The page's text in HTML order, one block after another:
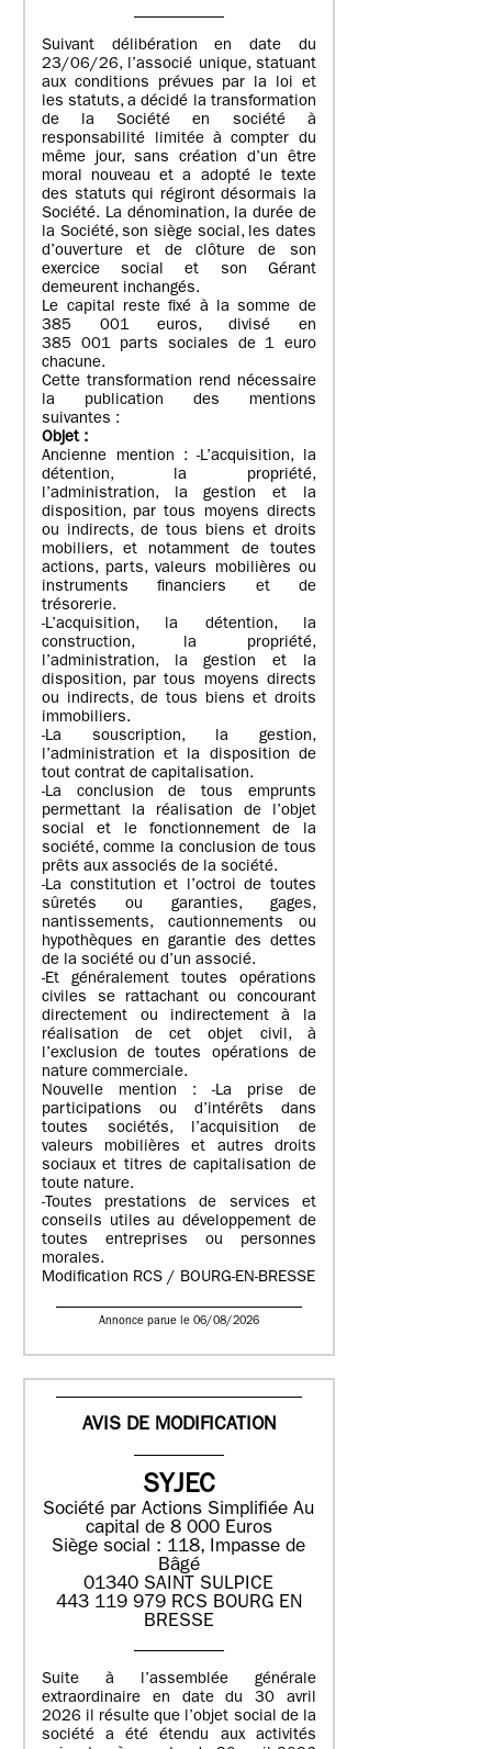
Suivant délibération en date du
23/06/26, l’associé unique, statuant
aux conditions prévues par la loi et
les statuts, a décidé la transformation
de la Société en société à
responsabilité limitée à compter du
même jour, sans création d’un être
moral nouveau et a adopté le texte
des statuts qui régiront désormais la
Société. La dénomination, la durée de
la Société, son siège social, les dates
d’ouverture et de clôture de son
exercice social et son Gérant
demeurent inchangés.
Le capital reste fixé à la somme de
385 001 euros, divisé en
385 001 parts sociales de 1 euro
chacune.
Cette transformation rend nécessaire
la publication des mentions
suivantes :
Objet :
Ancienne mention : -L’acquisition, la
détention, la propriété,
l’administration, la gestion et la
disposition, par tous moyens directs
ou indirects, de tous biens et droits
mobiliers, et notamment de toutes
actions, parts, valeurs mobilières ou
instruments financiers et de
trésorerie.
-L’acquisition, la détention, la
construction, la propriété,
l’administration, la gestion et la
disposition, par tous moyens directs
ou indirects, de tous biens et droits
immobiliers.
-La souscription, la gestion,
l’administration et la disposition de
tout contrat de capitalisation.
-La conclusion de tous emprunts
permettant la réalisation de l’objet
social et le fonctionnement de la
société, comme la conclusion de tous
prêts aux associés de la société.
-La constitution et l’octroi de toutes
sûretés ou garanties, gages,
nantissements, cautionnements ou
hypothèques en garantie des dettes
de la société ou d’un associé.
-Et généralement toutes opérations
civiles se rattachant ou concourant
directement ou indirectement à la
réalisation de cet objet civil, à
l’exclusion de toutes opérations de
nature commerciale.
Nouvelle mention : -La prise de
participations ou d’intérêts dans
toutes sociétés, l’acquisition de
valeurs mobilières et autres droits
sociaux et titres de capitalisation de
toute nature.
-Toutes prestations de services et
conseils utiles au développement de
toutes entreprises ou personnes
morales.
Modification RCS / BOURG-EN-BRESSE
Annonce parue le 06/08/2026
AVIS DE MODIFICATION
SYJEC
Société par Actions SimplifiéeAu
capital de 8 000 Euros
Siège social : 118, Impasse de
Bâgé
01340 SAINT SULPICE
443 119 979 RCS BOURG EN
BRESSE
Suite à l’assemblée générale
extraordinaire en date du 30 avril
2026 il résulte que l’objet social de la
société a été étendu aux activités